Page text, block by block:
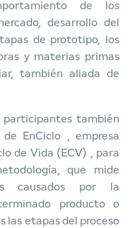
de los
desarrollo del
de prototipo, los
y materias primas
también aliada de
participantes también
de
EnCiclo , empresa
de Vida (ECV) , para
que mide
causados por la
producto o
las etapas del proceso